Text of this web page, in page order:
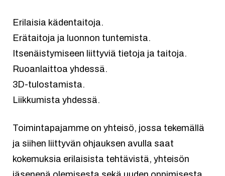
Erilaisia kädentaitoja.
Erätaitoja ja luonnon tuntemista.
Itsenäistymiseen liittyviä tietoja ja taitoja.
Ruoanlaittoa yhdessä.
3D-tulostamista.
Liikkumista yhdessä.
Toimintapajamme on yhteisö, jossa tekemällä
ja siihen liittyvän ohjauksen avulla saat
kokemuksia erilaisista tehtävistä, yhteisön